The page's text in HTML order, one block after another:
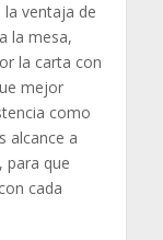
ventaja de
la mesa,
la carta con
mejor
como
alcance a
, para que
cada